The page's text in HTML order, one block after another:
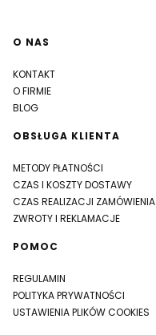
Linki w stopce
O NAS
KONTAKT
O FIRMIE
BLOG
OBSŁUGA KLIENTA
METODY PŁATNOŚCI
CZAS I KOSZTY DOSTAWY
CZAS REALIZACJI ZAMÓWIENIA
ZWROTY I REKLAMACJE
POMOC
REGULAMIN
POLITYKA PRYWATNOŚCI
USTAWIENIA PLIKÓW COOKIES